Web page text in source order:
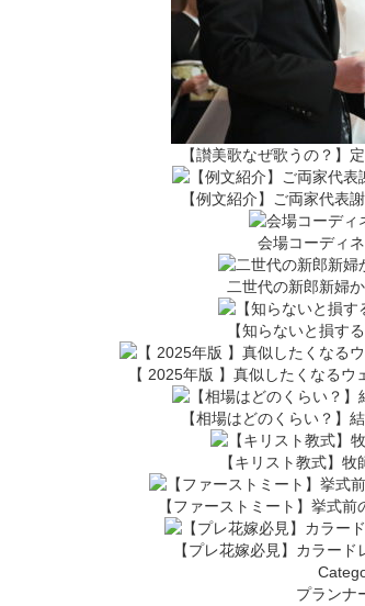
【讃美歌なぜ歌うの？】
【例文紹介】ご両家代表
会場コーディ
二世代の新郎新婦
【知らないと損す
【 2025年版 】真似したくなる
【相場はどのくらい？】
【キリスト教式】
【ファーストミート】挙式
【プレ花嫁必見】カラー
プランナ